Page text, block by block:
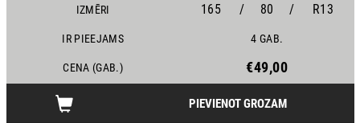
IZMĒRI 165 / 80 / R13
IR PIEEJAMS 4 GAB.
CENA (GAB.) €49,00
PIEVIENOT GROZAM